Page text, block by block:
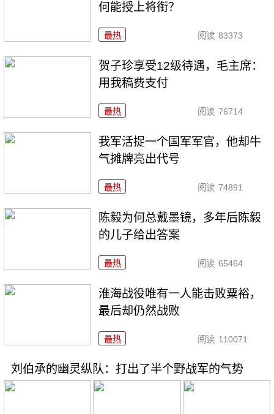
何能授上将衔？
最热 阅读 83373
贺子珍享受12级待遇，毛主席：
用我稿费支付
最热 阅读 76714
我军活捉一个国军军官，他却牛
气摊牌亮出代号
最热 阅读 74891
陈毅为何总戴墨镜，多年后陈毅
的儿子给出答案
最热 阅读 65464
淮海战役唯有一人能击败粟裕，
最后却仍然战败
最热 阅读 110071
刘伯承的幽灵纵队：打出了半个野战军的气势